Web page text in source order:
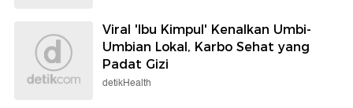
Viral 'Ibu Kimpul' Kenalkan Umbi-
Umbian Lokal, Karbo Sehat yang
Padat Gizi
detikHealth